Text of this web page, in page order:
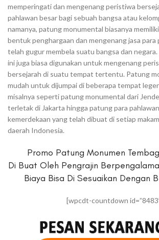
memperingati dan mengenang peristiwa
pahlawan besar bagi sebuah bangsa atau
namanya, patung monumental biasanya
bentuk penghargaan dan mengenang jasa para
telah gugur membela suatu bangsa dan
ini juga biasa digunakan untuk mengenang
bersejarah di suatu tempat tertentu. Patung
mudah untuk dijumpai di beberapa tempat
misalnya seperti patung monumental dari
terletak di Jakarta hingga patung para
kemerdekaan yang telah dibuat di setiap
daerah Indonesia.
Promo Patung Monumen
Di Buat Oleh Pengrajin
Biaya Bisa Di Sesuaikan Dengan
[wpcdt-countdown